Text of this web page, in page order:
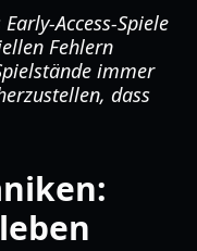
Access-Spiele
Fehlern
immer
dass